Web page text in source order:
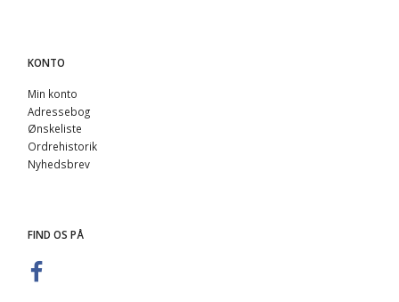
KONTO
Min konto
Adressebog
Ønskeliste
Ordrehistorik
Nyhedsbrev
FIND OS PÅ